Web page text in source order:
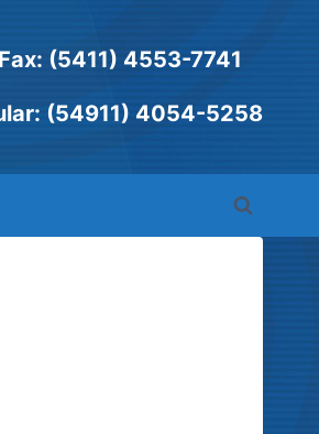
(5411) 4553-7741
(54911) 4054-5258